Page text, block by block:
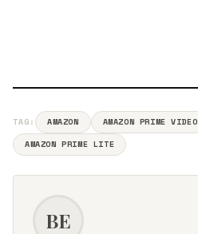
TAG: AMAZON AMAZON PRIME VIDEO
AMAZON PRIME LITE
BE